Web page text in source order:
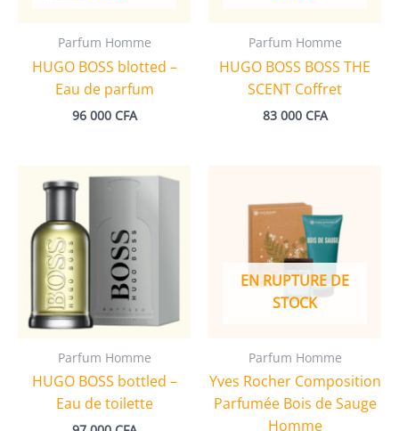
Parfum Homme
HUGO BOSS blotted –
Eau de parfum
96 000 CFA
Parfum Homme
HUGO BOSS BOSS THE
SCENT Coffret
83 000 CFA
Parfum Homme
HUGO BOSS bottled –
Eau de toilette
EN RUPTURE DE
STOCK
Parfum Homme
Yves Rocher Composition
Parfumée Bois de Sauge
Homme